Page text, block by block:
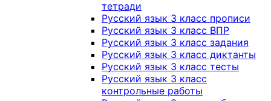
тетради
Русский язык 3 класс прописи
Русский язык 3 класс ВПР
Русский язык 3 класс задания
Русский язык 3 класс диктанты
Русский язык 3 класс тесты
Русский язык 3 класс
контрольные работы